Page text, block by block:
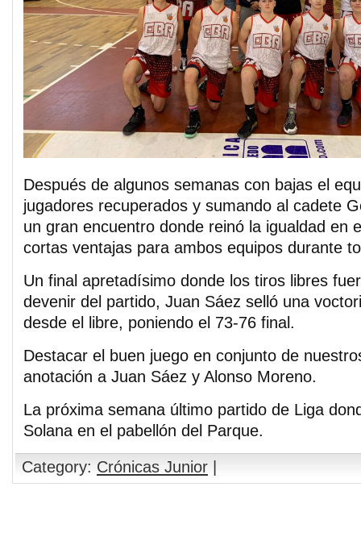
Después de algunos semanas con bajas el
jugadores recuperados y sumando al cadete
un gran encuentro donde reinó la igualdad en
cortas ventajas para ambos equipos durante
Un final apretadísimo donde los tiros libres
devenir del partido, Juan Sáez selló una
desde el libre, poniendo el 73-76 final.
Destacar el buen juego en conjunto de
anotación a Juan Sáez y Alonso Moreno.
La próxima semana último partido de Liga
Solana en el pabellón del Parque.
Category: Crónicas Junior |